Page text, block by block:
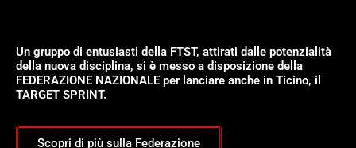
Un gruppo di entusiasti della FTST, attirati dalle potenzialità
della nuova disciplina, si è messo a disposizione della
FEDERAZIONE NAZIONALE per lanciare anche in Ticino, il
TARGET SPRINT.
Scopri di più sulla Federazione